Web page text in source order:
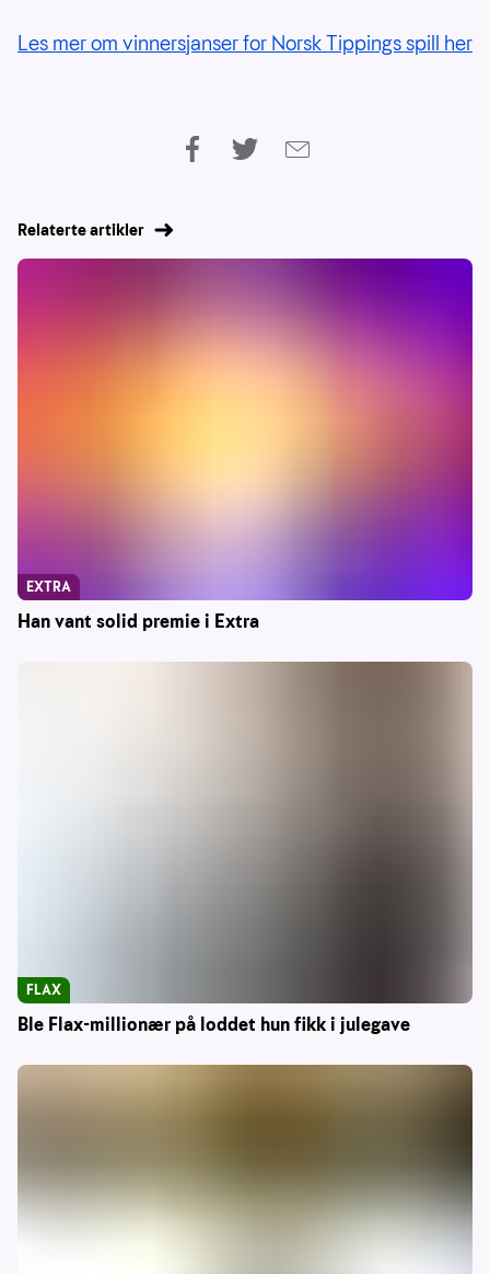
Les mer om vinnersjanser for Norsk Tippings spill her
Relaterte artikler
Han vant solid premie i Extra
EXTRA
Ble Flax-millionær på loddet hun fikk i julegave
FLAX